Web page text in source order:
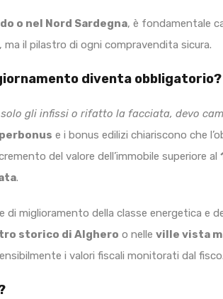
o nel Nord Sardegna, è fondamentale
il pilastro di ogni compravendita sicura.
diventa obbligatorio?
solo gli infissi o rifatto la facciata, devo
e i bonus edilizi chiariscono che
del valore dell’immobile superiore al
.
di miglioramento della classe energetica e
storico di Alghero o nelle ville vista
i valori fiscali monitorati dal fisco.